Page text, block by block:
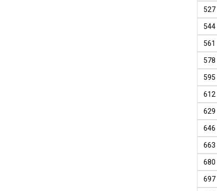
527
544
561
578
595
612
629
646
663
680
697